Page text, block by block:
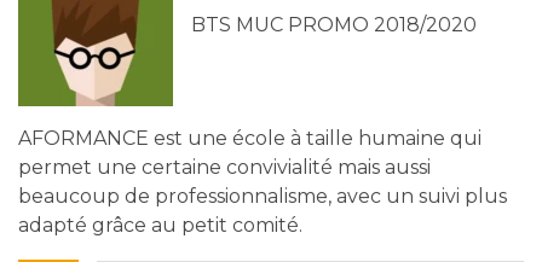
BTS MUC PROMO 2018/2020
AFORMANCE est une école à taille humaine qui
permet une certaine convivialité mais aussi
beaucoup de professionnalisme, avec un suivi plus
adapté grâce au petit comité.